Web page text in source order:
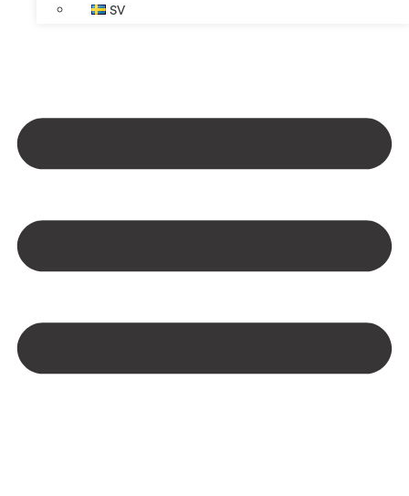
SV